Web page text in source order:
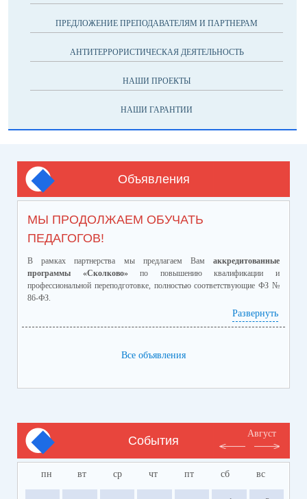
ПРЕДЛОЖЕНИЕ ПРЕПОДАВАТЕЛЯМ И ПАРТНЕРАМ
АНТИТЕРРОРИСТИЧЕСКАЯ ДЕЯТЕЛЬНОСТЬ
НАШИ ПРОЕКТЫ
НАШИ ГАРАНТИИ
Объявления
МЫ ПРОДОЛЖАЕМ ОБУЧАТЬ
ПЕДАГОГОВ!
В рамках партнерства мы предлагаем Вам аккредитованные
программы «Сколково»по повышению квалификации и
профессиональной переподготовке, полностью соответствующие ФЗ №
86-ФЗ.
Ознакомиться с программами и ценами можно в
приложенном файле.
Развернуть
Все объявления
События
Август
пн вт ср чт пт сб вс